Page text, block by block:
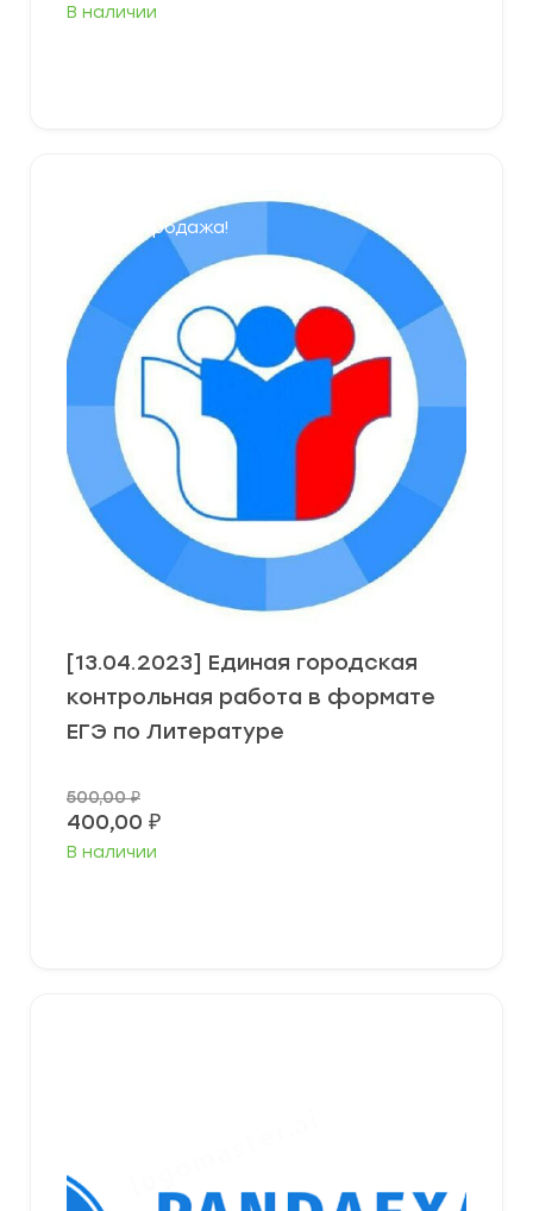
В наличии
Распродажа!
[13.04.2023] Единая городская
контрольная работа в формате
ЕГЭ по Литературе
500,00₽
400,00 ₽
В наличии